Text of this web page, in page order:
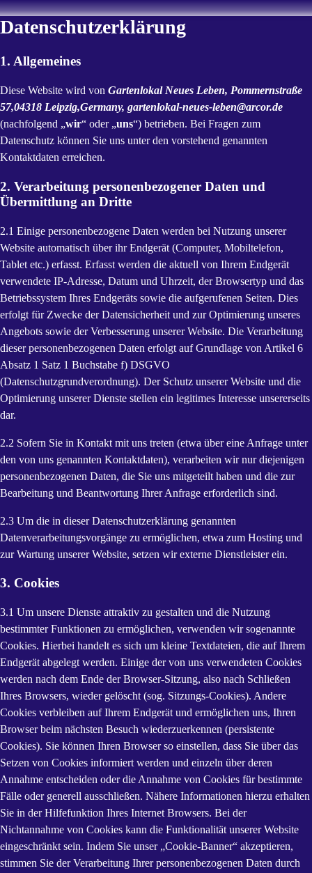
Datenschutzerklärung
1. Allgemeines
Diese Website wird von Gartenlokal Neues Leben, Pommernstraße
57,04318 Leipzig,Germany, gartenlokal-neues-leben@arcor.de
(nachfolgend „wir“ oder „uns“) betrieben. Bei Fragen zum
Datenschutz können Sie uns unter den vorstehend genannten
Kontaktdaten erreichen.
2. Verarbeitung personenbezogener Daten und
Übermittlung an Dritte
2.1 Einige personenbezogene Daten werden bei Nutzung unserer
Website automatisch über ihr Endgerät (Computer, Mobiltelefon,
Tablet etc.) erfasst. Erfasst werden die aktuell von Ihrem Endgerät
verwendete IP-Adresse, Datum und Uhrzeit, der Browsertyp und das
Betriebssystem Ihres Endgeräts sowie die aufgerufenen Seiten. Dies
erfolgt für Zwecke der Datensicherheit und zur Optimierung unseres
Angebots sowie der Verbesserung unserer Website. Die Verarbeitung
dieser personenbezogenen Daten erfolgt auf Grundlage von Artikel 6
Absatz 1 Satz 1 Buchstabe f) DSGVO
(Datenschutzgrundverordnung). Der Schutz unserer Website und die
Optimierung unserer Dienste stellen ein legitimes Interesse unsererseits
dar.
2.2 Sofern Sie in Kontakt mit uns treten (etwa über eine Anfrage unter
den von uns genannten Kontaktdaten), verarbeiten wir nur diejenigen
personenbezogenen Daten, die Sie uns mitgeteilt haben und die zur
Bearbeitung und Beantwortung Ihrer Anfrage erforderlich sind.
2.3 Um die in dieser Datenschutzerklärung genannten
Datenverarbeitungsvorgänge zu ermöglichen, etwa zum Hosting und
zur Wartung unserer Website, setzen wir externe Dienstleister ein.
3. Cookies
3.1 Um unsere Dienste attraktiv zu gestalten und die Nutzung
bestimmter Funktionen zu ermöglichen, verwenden wir sogenannte
Cookies. Hierbei handelt es sich um kleine Textdateien, die auf Ihrem
Endgerät abgelegt werden. Einige der von uns verwendeten Cookies
werden nach dem Ende der Browser-Sitzung, also nach Schließen
Ihres Browsers, wieder gelöscht (sog. Sitzungs-Cookies). Andere
Cookies verbleiben auf Ihrem Endgerät und ermöglichen uns, Ihren
Browser beim nächsten Besuch wiederzuerkennen (persistente
Cookies). Sie können Ihren Browser so einstellen, dass Sie über das
Setzen von Cookies informiert werden und einzeln über deren
Annahme entscheiden oder die Annahme von Cookies für bestimmte
Fälle oder generell ausschließen. Nähere Informationen hierzu erhalten
Sie in der Hilfefunktion Ihres Internet Browsers. Bei der
Nichtannahme von Cookies kann die Funktionalität unserer Website
eingeschränkt sein. Indem Sie unser „Cookie-Banner“ akzeptieren,
stimmen Sie der Verarbeitung Ihrer personenbezogenen Daten durch